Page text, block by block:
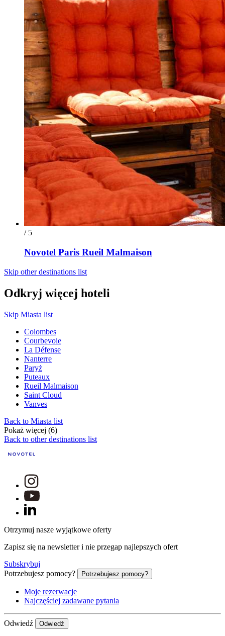
/ 5
Novotel Paris Rueil Malmaison
Skip other destinations list
Odkryj więcej hoteli
Skip Miasta list
Colombes
Courbevoie
La Défense
Nanterre
Paryż
Puteaux
Rueil Malmaison
Saint Cloud
Vanves
Back to Miasta list
Pokaż więcej (6)
Back to other destinations list
Otrzymuj nasze wyjątkowe oferty
Zapisz się na newsletter i nie przegap najlepszych ofert
Subskrybuj
Potrzebujesz pomocy?
Potrzebujesz pomocy?
Moje rezerwacje
Najczęściej zadawane pytania
Odwiedź Odwiedź